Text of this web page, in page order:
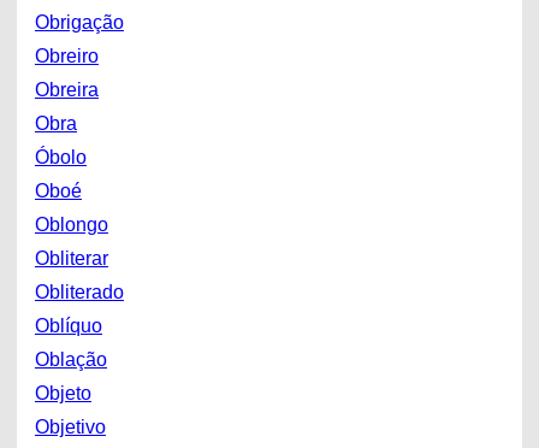
Obrigação
Obreiro
Obreira
Obra
Óbolo
Oboé
Oblongo
Obliterar
Obliterado
Oblíquo
Oblação
Objeto
Objetivo